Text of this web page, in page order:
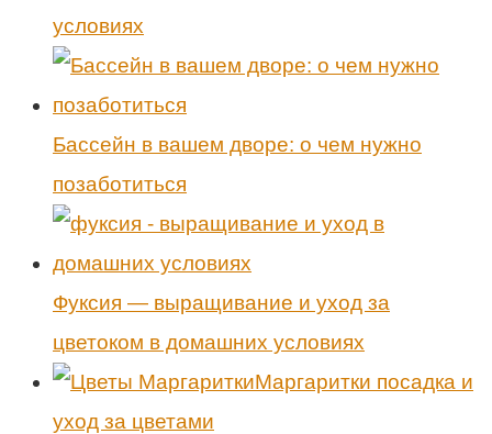
условиях
Бассейн в вашем дворе: о чем нужно
позаботиться
Фуксия — выращивание и уход за
цветоком в домашних условиях
Маргаритки посадка и
уход за цветами